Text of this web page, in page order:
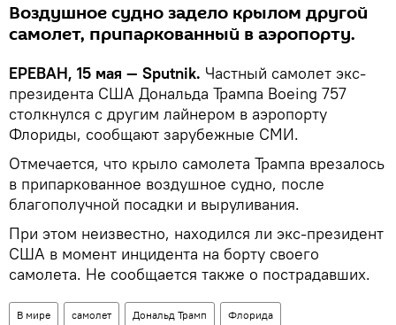
Воздушное судно задело крылом другой
самолет, припаркованный в аэропорту.
ЕРЕВАН, 15 мая — Sputnik. Частный самолет экс-
президента США Дональда Трампа Boeing 757
столкнулся с другим лайнером в аэропорту
Флориды, сообщают зарубежные СМИ.
Отмечается, что крыло самолета Трампа врезалось
в припаркованное воздушное судно, после
благополучной посадки и выруливания.
При этом неизвестно, находился ли экс-президент
США в момент инцидента на борту своего
самолета. Не сообщается также о пострадавших.
В мире самолет Дональд Трамп Флорида